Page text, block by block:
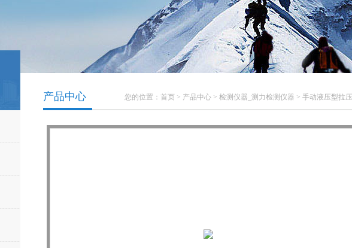
您的位置： 首页 > 产品中心 > 检测仪器_测力检测仪器 > 手动液压型拉
产品中心